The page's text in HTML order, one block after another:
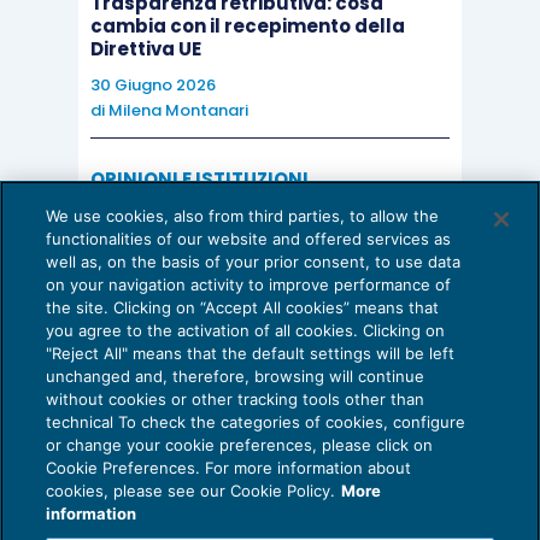
banche popolari, fissando la discussione di
anche altri due ricorsi. In particolare i giudici del
Tribunale amministrativo hanno rigettato la
richiesta di sospensiva presentata da alcuni soci
di Ubi e altre popolari, nella parte dei regolamenti
che vietano la costituzione di una holding
controllata da soci in forma cooperativa che
detenga la maggioranza in banche Spa. A livello
europeo, la notizia più rilevante è stato il
comunicato rilasciato mercoledì sera da
Deutsche Bank, in cui la banca tedesca ha
annunciato che chiuderà il terzo trimestre con un
rosso da €6.2mld e potrebbe non distribuire il
dividendo 2015; a pesare sui conti i €5.8mld di
cambia con il recepimento della
Direttiva UE
30 Giugno 2026
di Milena Montanari
OPINIONI E ISTITUZIONI
Valorizzare il potenziale dello Studio:
una riflessione sul futuro della
consulenza del lavoro
15 Giugno 2026
di Milena Montanari
Privacy Policy
Cookie Policy
We use cookies, also from third parties, to allow the
functionalities of our website and offered services as
well as, on the basis of your prior consent, to use data
on your navigation activity to improve performance of
the site. Clicking on “Accept All cookies” means that
you agree to the activation of all cookies. Clicking on
"Reject All" means that the default settings will be left
unchanged and, therefore, browsing will continue
without cookies or other tracking tools other than
technical To check the categories of cookies, configure
or change your cookie preferences, please click on
Cookie Preferences. For more information about
cookies, please see our Cookie Policy. More
information